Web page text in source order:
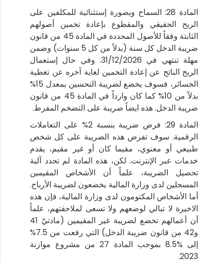
المادة 28: السماح وبصورة إستثنائية للمكلفين على
الربح الحقيقي والمقطوع بإعادة تخمين أصولهم
الثابتة وفقاً للأصول المحددة في المادة 45 من قانون
ضريبة الدخل كل سنة (بدلاً من كل 5 سنوات) وضمن
مهلة تنتهي في 31/12/2026. وفي حال إستعمال
الربح الناتج عن إعادة التخمين لغاية آخره عن تغطية
الخسائر، فسوف يخضع لضريبة التحسين بمعدل 15%
بدلاً من 10% كما كان وارداً في المادة 45 من قانون
ضريبة الدخل. هذه ايضاً ضريبة على التضخم المفرط.
المادة 29: فرض ضريبة بنسبة 2% على التعاملات
الرقمية. سوف تفرض هذه الضريبة على كل شخص
طبيعي أو معنوي، مقيما كان أو غير مقيم، يقدم
خدمات عبر الإنترنت. لكن، هذه المادة لم تحدد آلية
تحصيل الضريبة، علماً أن الأشخاص المقيمين
المسجلين لدى وزارة المالية يخضعون لضريبة الأرباح.
أما الأشخاص المكتومون لدى وزارة المالية، فإن هذه
الاخيرة لا تبالي لوضعهم ولا تسعى لملاحقتهم، علماً
أن أعمالهم تخضع لضريبة غير المقيمين (مادتيّ 41
و42 من قانون ضريبة الدخل) التي رفعت من 7.5%
إلى %8.5 بموجب المادة 27 من مشروع موازنة
2023.